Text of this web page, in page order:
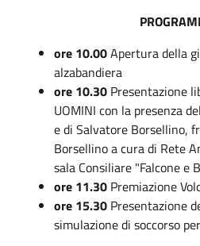
ore 10.00Apertura della
alzabandiera
ore 10.30 Presentazione
UOMINI con la presenza
e di Salvatore Borsellino,
Borsellino a cura di Rete
sala Consiliare "Falcone e
ore 11.30 Premiazione
ore 15.30 Presentazione
simulazione di soccorso